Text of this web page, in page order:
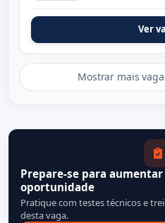
Ver
Mostrar mais
Prepare-se para
oportunidade
Pratique com testes técnicos e
desta vaga.